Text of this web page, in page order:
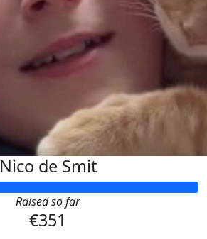
Nico de Smit
Raised so far
€351